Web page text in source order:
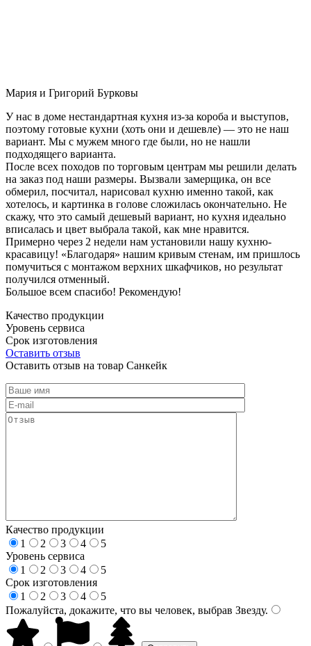
Мария и Григорий Бурковы
У нас в доме нестандартная кухня из-за короба и выступов,
поэтому готовые кухни (хоть они и дешевле) — это не наш
вариант. Мы с мужем много где были, но не нашли
подходящего варианта.
После всех походов по торговым центрам мы решили делать
на заказ под наши размеры. Вызвали замерщика, он все
обмерил, посчитал, нарисовал кухню именно такой, как
хотелось, и картинка в голове сложилась окончательно. Не
скажу, что это самый дешевый вариант, но кухня идеально
вписалась и цвет выбрала такой, как мне нравится.
Примерно через 2 недели нам установили нашу кухню-
красавицу! «Благодаря» нашим кривым стенам, им пришлось
помучиться с монтажом верхних шкафчиков, но результат
получился отменный.
Большое всем спасибо! Рекомендую!
Качество продукции
Уровень сервиса
Срок изготовления
Оставить отзыв
Оставить отзыв на товар Санкейк
Качество продукции
1
2 3 4
5
Уровень сервиса
1
2 3 4
5
Срок изготовления
1
2 3 4
5
Пожалуйста, докажите, что вы человек, выбрав Звезду.